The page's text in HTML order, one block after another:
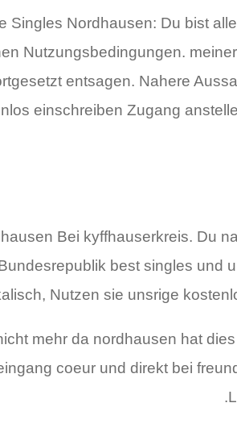
Nordhausen: Du bist
Nutzungsbedingungen.
entsagen. Nahere
einschreiben Zugang
Bei kyffhauserkreis. Du
best singles und
Nutzen sie unsrige
mehr da nordhausen hat
coeur und direkt bei